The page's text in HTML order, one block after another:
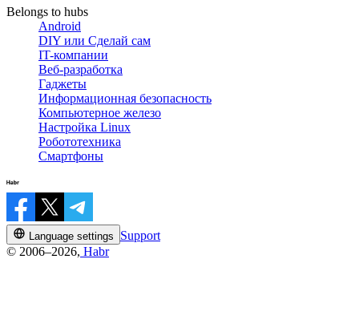
Belongs to hubs
Android
DIY или Сделай сам
IT-компании
Веб-разработка
Гаджеты
Информационная безопасность
Компьютерное железо
Настройка Linux
Робототехника
Смартфоны
Language settings
Support
© 2006–2026, Habr